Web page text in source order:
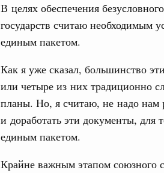
В целях обеспечения
государств считаю необходимым
единым пакетом.
Как я уже сказал, большинство
или четыре из них традиционно
планы. Но, я считаю, не надо нам
и доработать эти документы, для
единым пакетом.
Крайне важным этапом союзного